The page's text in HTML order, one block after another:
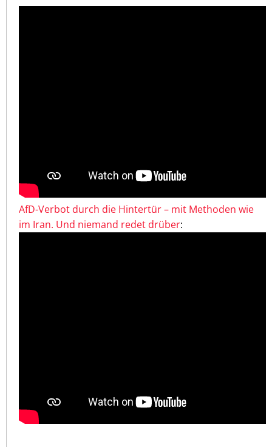
AfD-Verbot durch die Hintertür – mit Methoden wie
im Iran. Und niemand redet drüber: